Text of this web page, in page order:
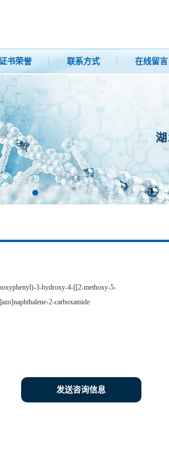
书荣誉 联系方式 在线留言
3-hydroxy-4-[[2-methoxy-5-
2-carboxamide
发送咨询信息